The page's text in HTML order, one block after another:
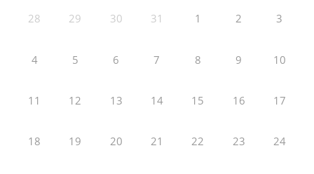
28 29 30 31 1 2 3
4 5 6 7 8 9 10
11 12 13 14 15 16 17
18 19 20 21 22 23 24